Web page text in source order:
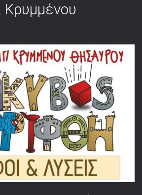
Κρυμμένου